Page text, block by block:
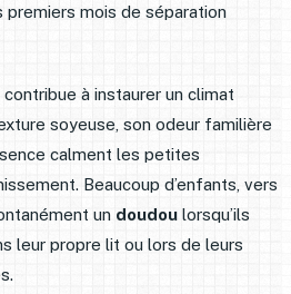
premiers mois de séparation
contribue à instaurer un climat
soyeuse, son odeur familière
calment les petites
Beaucoup d’enfants, vers
un doudoulorsqu’ils
leur propre lit ou lors de leurs